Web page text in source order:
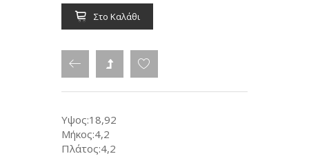
Στο Καλάθι
Υψος:18,92
Μήκος:4,2
Πλάτος:4,2